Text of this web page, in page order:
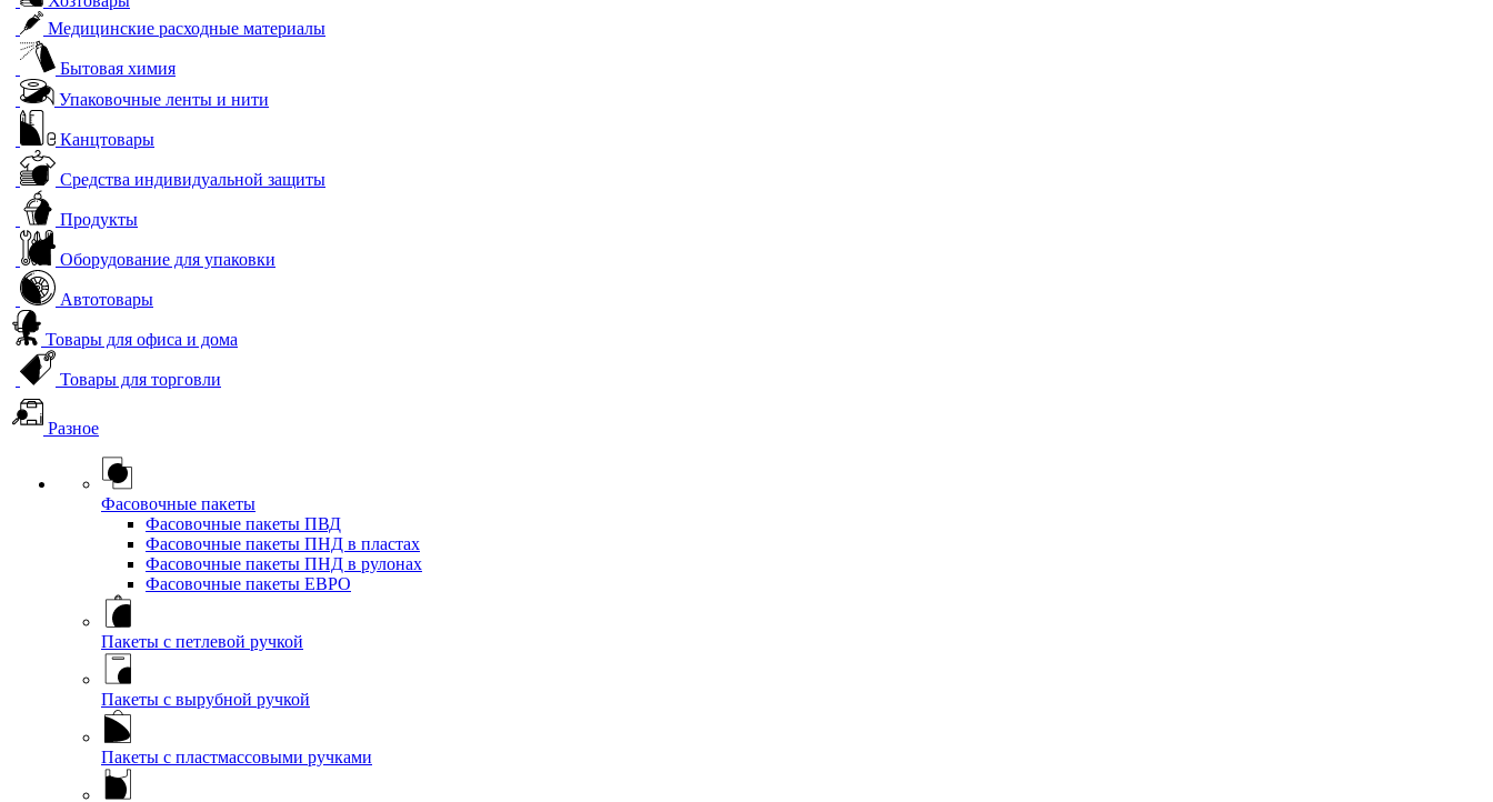
Медицинские расходные материалы
Бытовая химия
Упаковочные ленты и нити
Канцтовары
Средства индивидуальной защиты
Продукты
Оборудование для упаковки
Автотовары
Товары для офиса и дома
Товары для торговли
Разное
Фасовочные пакеты
Фасовочные пакеты ПВД
Фасовочные пакеты ПНД в пластах
Фасовочные пакеты ПНД в рулонах
Фасовочные пакеты ЕВРО
Пакеты с петлевой ручкой
Пакеты с вырубной ручкой
Пакеты с пластмассовыми ручками